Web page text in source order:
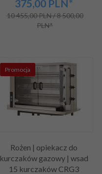
375,00 PLN*
10 455,00 PLN / 8 500,00
PLN*
Promocja
Rożen | opiekacz do
kurczaków gazowy | wsad
15 kurczaków CRG3